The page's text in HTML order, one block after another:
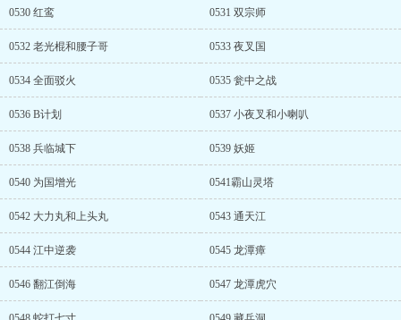
0530 红鸾 0531 双宗师
0532 老光棍和腰子哥 0533 夜叉国
0534 全面驳火 0535 瓮中之战
0536 B计划 0537 小夜叉和小喇叭
0538 兵临城下 0539 妖姬
0540 为国增光 0541霸山灵塔
0542 大力丸和上头丸 0543 通天江
0544 江中逆袭 0545 龙潭瘴
0546 翻江倒海 0547 龙潭虎穴